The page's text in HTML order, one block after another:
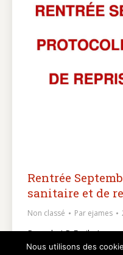
Rentrée
sanitaire et de
Non classé Par ejames
Procole LP Emile
Nous utilisons des